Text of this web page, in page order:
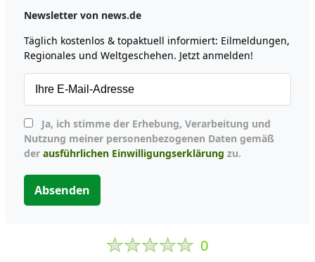
Newsletter von news.de
Täglich kostenlos & topaktuell informiert: Eilmeldungen,
Regionales und Weltgeschehen. Jetzt anmelden!
Nutzung meiner personenbezogenen Daten gemäß
der ausführlichen Einwilligungserklärung zu.
Absenden
0